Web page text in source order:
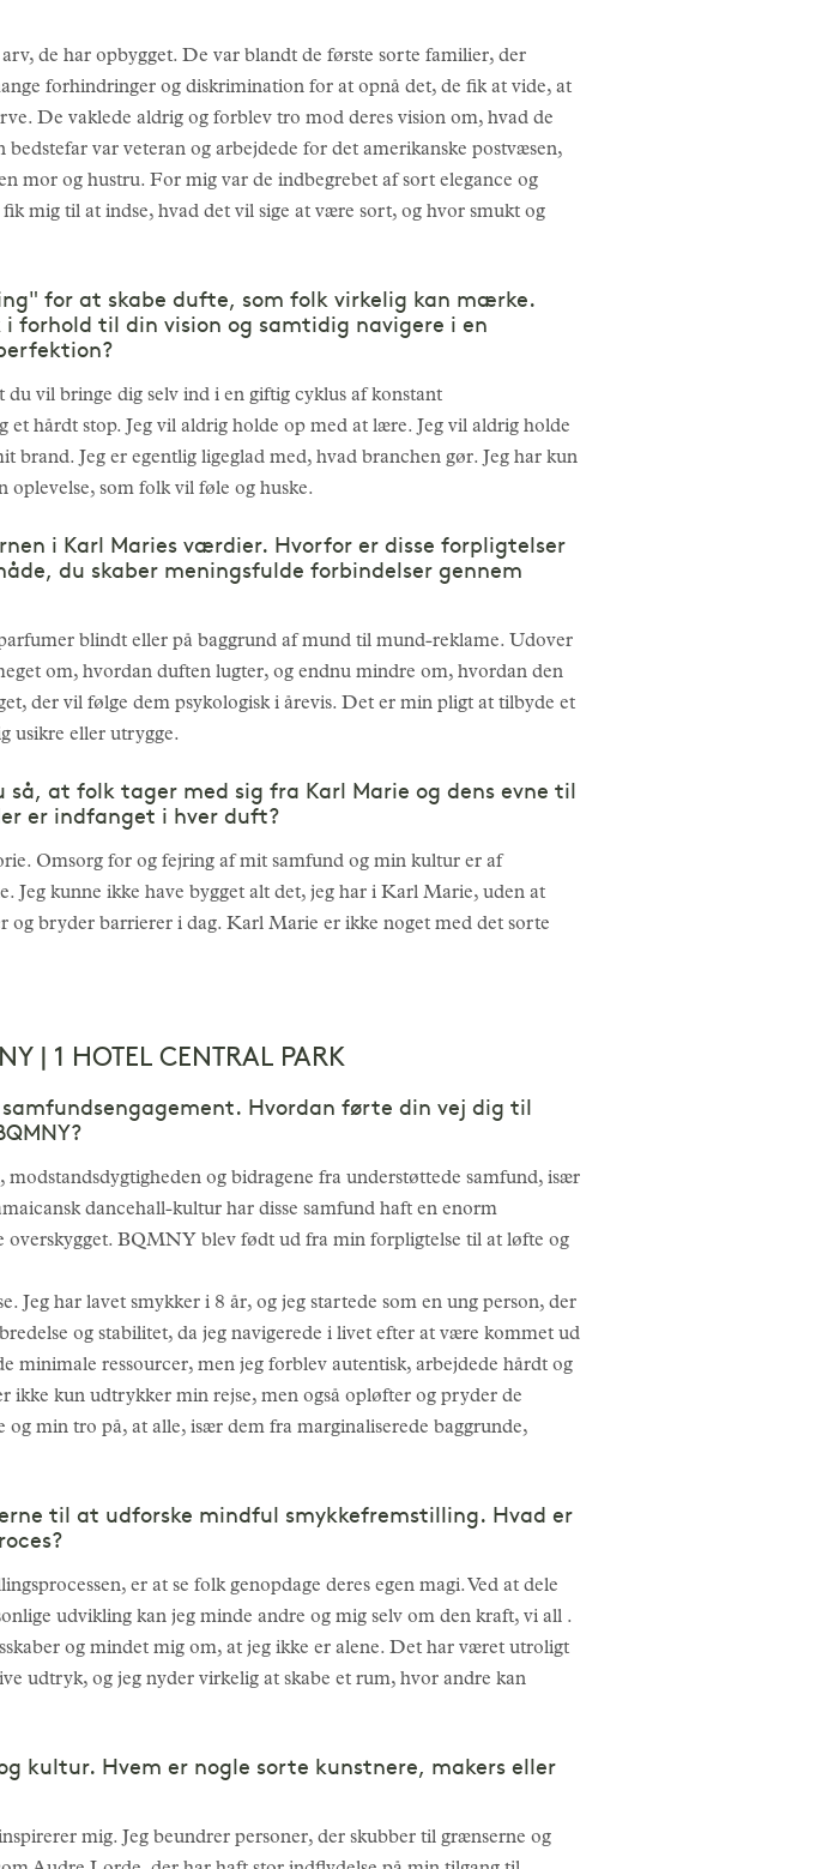
de har opbygget. De var blandt de første sorte familier, der
forhindringer og diskrimination for at opnå det, de fik at vide, at
De vaklede aldrig og forblev tro mod deres vision om, hvad de
var veteran og arbejdede for det amerikanske postvæsen,
mor og hustru. For mig var de indbegrebet af sort elegance og
mig til at indse, hvad det vil sige at være sort, og hvor smukt og
for at skabe dufte, som folk virkelig kan mærke.
forhold til din vision og samtidig navigere i en
vil bringe dig selv ind i en giftig cyklus af konstant
hårdt stop. Jeg vil aldrig holde op med at lære. Jeg vil aldrig holde
Jeg er egentlig ligeglad med, hvad branchen gør. Jeg har kun
som folk vil føle og huske.
i Karl Maries værdier. Hvorfor er disse forpligtelser
du skaber meningsfulde forbindelser gennem
blindt eller på baggrund af mund til mund-reklame. Udover
om, hvordan duften lugter, og endnu mindre om, hvordan den
der vil følge dem psykologisk i årevis. Det er min pligt at tilbyde et
usikre eller utrygge.
at folk tager med sig fra Karl Marie og dens evne til
er indfanget i hver duft?
Omsorg for og fejring af mit samfund og min kultur er af
Jeg kunne ikke have bygget alt det, jeg har i Karl Marie, uden at
bryder barrierer i dag. Karl Marie er ikke noget med det sorte
| 1 HOTEL CENTRAL PARK
Hvordan førte din vej dig til
og bidragene fra understøttede samfund, især
dancehall-kultur har disse samfund haft en enorm
BQMNY blev født ud fra min forpligtelse til at løfte og
Jeg har lavet smykker i 8 år, og jeg startede som en ung person, der
og stabilitet, da jeg navigerede i livet efter at være kommet ud
minimale ressourcer, men jeg forblev autentisk, arbejdede hårdt og
kun udtrykker min rejse, men også opløfter og pryder de
min tro på, at alle, især dem fra marginaliserede baggrunde,
til at udforske mindful smykkefremstilling. Hvad er
er at se folk genopdage deres egen magi. Ved at dele
udvikling kan jeg minde andre og mig selv om den kraft, vi all .
og mindet mig om, at jeg ikke er alene. Det har været utroligt
udtryk, og jeg nyder virkelig at skabe et rum, hvor andre kan
kultur. Hvem er nogle sorte kunstnere, makers eller
mig. Jeg beundrer personer, der skubber til grænserne og